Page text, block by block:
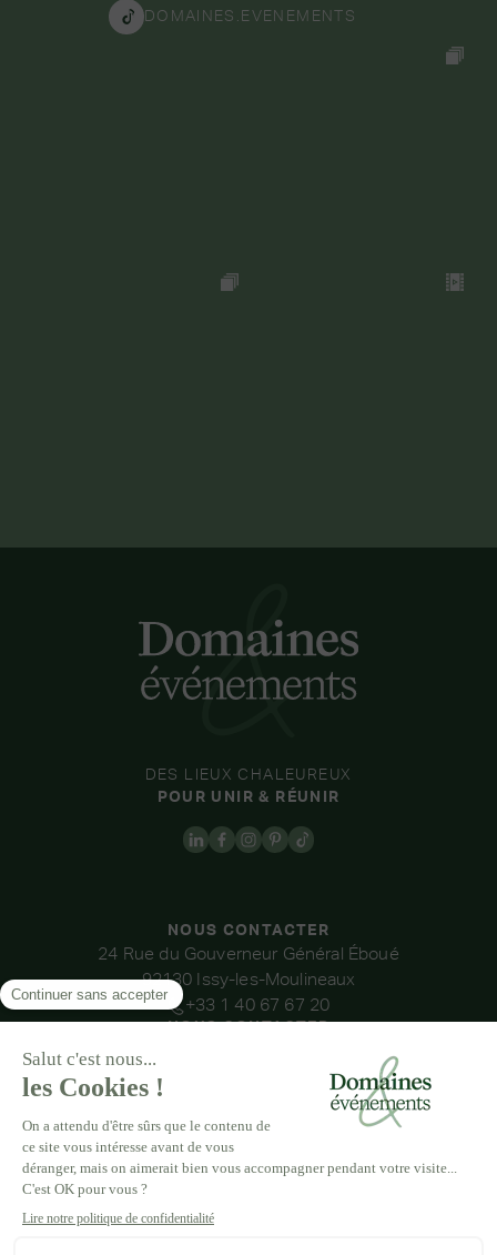
DOMAINES.EVENEMENTS
NOUS CONTACTER
24 Rue du Gouverneur Général Éboué
92130 Issy-les-Moulineaux
+33 1 40 67 67 20
NOUS CONTACTER
DES LIEUX CHALEUREUX
POUR UNIR & RÉUNIR
NOS LIEUX
DOMAINE DE LA THIBAUDIÈRE
DOMAINE DE LA ROCHE COULOIR
DOMAINE DE VAUJOLY
DOMAINE DES BARRENQUES